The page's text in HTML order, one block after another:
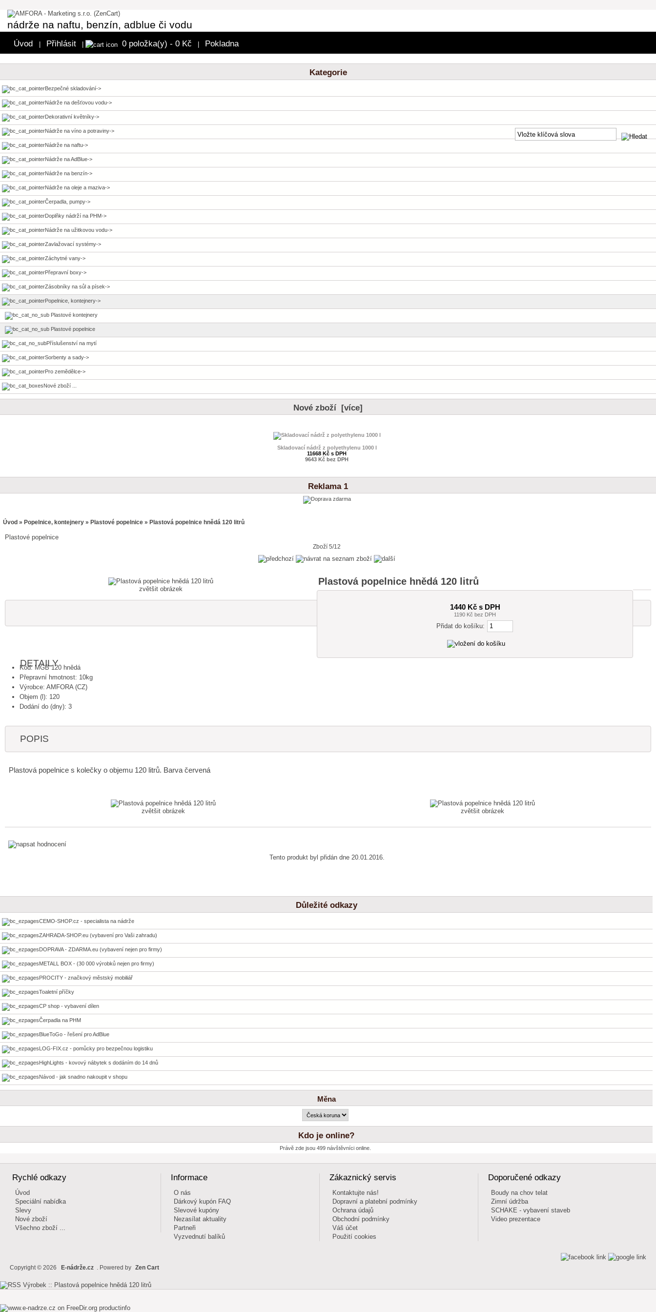
nádrže na naftu, benzín, adblue či vodu
Úvod Přihlásit 0 položka(y) - 0 Kč Pokladna
Kategorie
Bezpečné skladování->
Nádrže na dešťovou vodu->
Dekorativní květníky->
Nádrže na víno a potraviny->
Nádrže na naftu->
Nádrže na AdBlue->
Nádrže na benzín->
Nádrže na oleje a maziva->
Čerpadla, pumpy->
Doplňky nádrží na PHM->
Nádrže na užitkovou vodu->
Zavlažovací systémy->
Záchytné vany->
Přepravní boxy->
Zásobníky na sůl a písek->
Popelnice, kontejnery->
Plastové kontejnery
Plastové popelnice
Příslušenství na mytí
Sorbenty a sady->
Pro zemědělce->
Nové zboží ...
Nové zboží [více]
Skladovací nádrž z polyethylenu 1000 l
11668 Kč s DPH
9643 Kč bez DPH
Reklama 1
Úvod » Popelnice, kontejnery » Plastové popelnice » Plastová popelnice hnědá 120 litrů
Plastové popelnice
Zboží 5/12
zvětšit obrázek
Plastová popelnice hnědá 120 litrů
1440 Kč s DPH
1190 Kč bez DPH
Přidat do košíku:
DETAILY
Kód: MGB 120 hnědá
Přepravní hmotnost: 10kg
Výrobce: AMFORA (CZ)
Objem (l): 120
Dodání do (dny): 3
POPIS
Plastová popelnice s kolečky o objemu 120 litrů. Barva červená
zvětšit obrázek zvětšit obrázek
Tento produkt byl přidán dne 20.01.2016.
Důležité odkazy
CEMO-SHOP.cz - specialista na nádrže
ZAHRADA-SHOP.eu (vybavení pro Vaši zahradu)
DOPRAVA - ZDARMA.eu (vybavení nejen pro firmy)
METALL BOX - (30 000 výrobků nejen pro firmy)
PROCITY - značkový městský mobiliář
Toaletní příčky
CP shop - vybavení dílen
Čerpadla na PHM
BlueToGo - řešení pro AdBlue
LOG-FIX.cz - pomůcky pro bezpečnou logistiku
HighLights - kovový nábytek s dodáním do 14 dnů
Návod - jak snadno nakoupit v shopu
Měna
Kdo je online?
Právě zde jsou 499 návštěvníci online.
Rychlé odkazy
Úvod
Speciální nabídka
Slevy
Nové zboží
Všechno zboží ...
Informace
O nás
Dárkový kupón FAQ
Slevové kupóny
Nezasílat aktuality
Partneři
Vyzvednutí balíků
Zákaznický servis
Kontaktujte nás!
Dopravní a platební podmínky
Ochrana údajů
Obchodní podmínky
Váš účet
Použití cookies
Doporučené odkazy
Boudy na chov telat
Zimní údržba
SCHAKE - vybavení staveb
Video prezentace
Copyright © 2026 E-nádrže.cz . Powered by Zen Cart
productinfo